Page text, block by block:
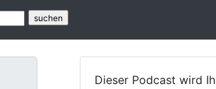
Dieser Podcast wird